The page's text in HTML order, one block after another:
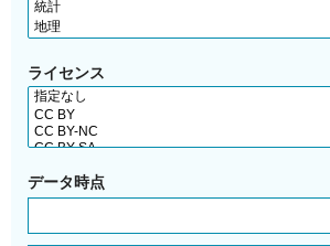
ライセンス
データ時点